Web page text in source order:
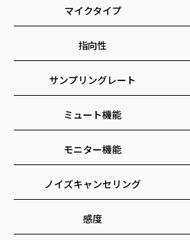
マイクタイプ
指向性
サンプリングレート
ミュート機能
モニター機能
ノイズキャンセリング
感度